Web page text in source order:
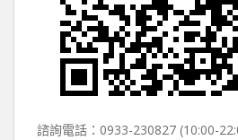
諮詢電話：0933-230827 (10:00-